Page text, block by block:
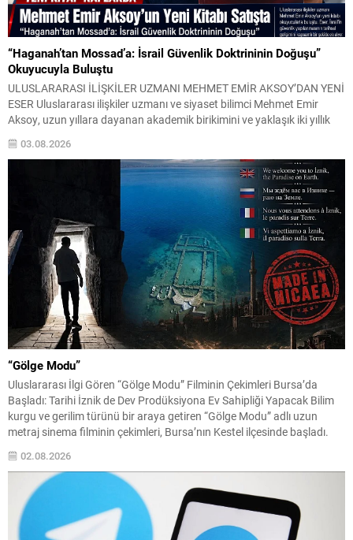
“Haganah’tan Mossad’a: İsrail Güvenlik Doktrininin Doğuşu”
Okuyucuyla Buluştu
ULUSLARARASI İLİŞKİLER UZMANI MEHMET EMİR AKSOY’DAN YENİ
ESER Uluslararası ilişkiler uzmanı ve siyaset bilimci Mehmet Emir
Aksoy, uzun yıllara dayanan akademik birikimini ve yaklaşık iki yıllık
yoğun araştırma sürecini yeni kitabında bir araya getirdi.
“Haganah’tan Mossad’a: İsrail Güvenlik Doktrininin Doğuşu” adlı eser,
İsrail’in güvenlik anlayışının tarihsel gelişimini, istihbarat
03.08.2026
“Gölge Modu”
Uluslararası İlgi Gören “Gölge Modu” Filminin Çekimleri Bursa’da
Başladı: Tarihi İznik de Dev Prodüksiyona Ev Sahipliği Yapacak Bilim
kurgu ve gerilim türünü bir araya getiren “Gölge Modu” adlı uzun
metraj sinema filminin çekimleri, Bursa’nın Kestel ilçesinde başladı.
Henüz hazırlık sürecindeyken uluslararası sinema çevrelerinin
dikkatini çekmeyi başaran yapım, hem güçlü oyuncu...
02.08.2026